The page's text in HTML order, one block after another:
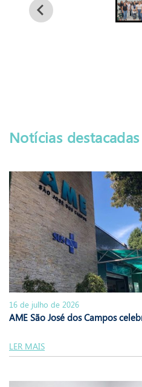
Notícias destacadas
16 de julho de 2026
AME São José dos Campos
LER MAIS